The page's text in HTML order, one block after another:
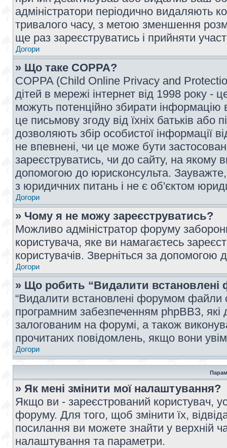
адміністратори періодично видаляють
тривалого часу, з метою зменшення
ще раз зареєструватись і прийняти
Догори
» Що таке COPPA?
COPPA (Child Online Privacy and
дітей в мережі інтернет від 1998 року -
можуть потенційно збирати інформацію
це письмову згоду від їхніх батьків або
дозволяють збір особистої інформації
не впевнені, чи це може бути
зареєструватись, чи до сайту, на якому
допомогою до юрисконсульта.
з юридичних питань і не є об'єктом
Догори
» Чому я не можу зареєструватись?
Можливо адміністратор форуму
користувача, яке ви намагаєтесь
користувачів. Зверніться за допомогою
Догори
» Що робить “Видалити
“Видалити встановлені форумом файли
програмним забезпеченням phpBB3,
залогованим на форумі, а також
прочитаних повідомлень, якщо вони
Догори
» Як мені змінити мої налаштування?
Якщо ви - зареєстрований користувач,
форуму. Для того, щоб змінити їх,
посилання ви можете знайти у верхній
налаштування та параметри.